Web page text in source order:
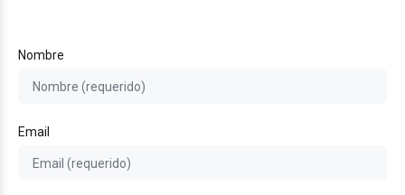
Nombre
Email